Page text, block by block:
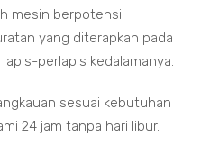
mesin berpotensi
yang diterapkan pada
perlapis kedalamanya.
sesuai kebutuhan
24 jam tanpa hari libur.